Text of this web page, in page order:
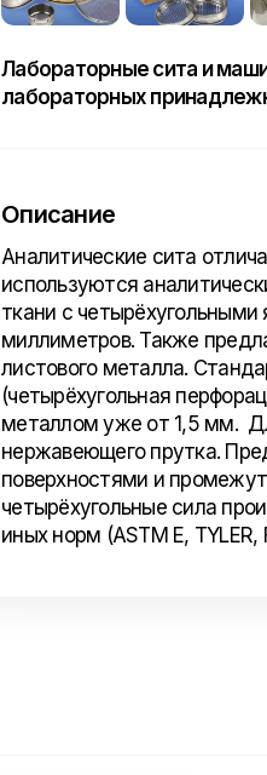
Лабораторные сита и
лабораторных
Описание
Аналитические сита
используются
ткани с
миллиметров. Также
листового металла.
(четырёхугольная
металлом уже от 1,5 мм.
нержавеющего прутка.
поверхностями и
четырёхугольные сила
иных норм (ASTM E, TYLER,